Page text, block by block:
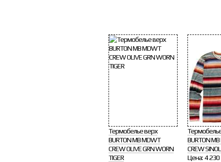
Термобелье верх
BURTON MB MDWT
CREW OLIVE GRN WORN
TIGER
BURTON
CREW
Цена: 4 230